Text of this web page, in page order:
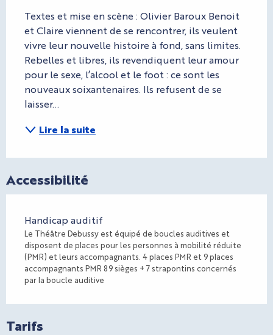
Textes et mise en scène : Olivier Baroux Benoit
et Claire viennent de se rencontrer, ils veulent
vivre leur nouvelle histoire à fond, sans limites.
Rebelles et libres, ils revendiquent leur amour
pour le sexe, l’alcool et le foot : ce sont les
nouveaux soixantenaires. Ils refusent de se
laisser...
Lire la suite
Accessibilité
Handicap auditif
Le Théâtre Debussy est équipé de boucles auditives et
disposent de places pour les personnes à mobilité réduite
(PMR) et leurs accompagnants. 4 places PMR et 9 places
accompagnants PMR 89 sièges + 7 strapontins concernés
par la boucle auditive
Tarifs